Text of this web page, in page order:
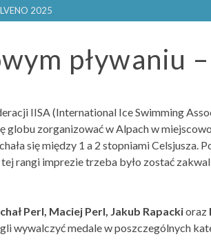
2025
pływaniu
IISA (International Ice Swimming
globu zorganizować w Alpach w
się między 1 a 2 stopniami Celsjusza.
rangi imprezie trzeba było zostać
Perl, Maciej Perl, Jakub Rapackioraz
wywalczyć medale w poszczególnych